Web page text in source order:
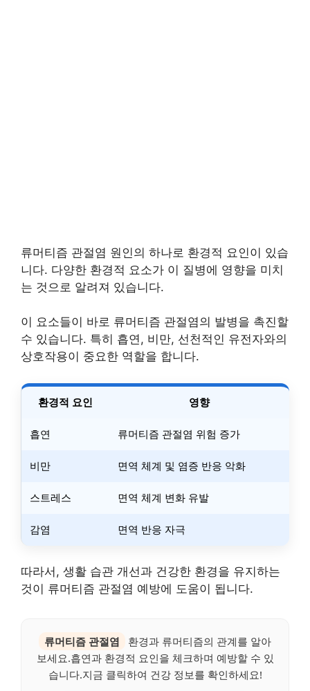
류머티즘 관절염 원인의 하나로 환경적 요인이 있습
니다. 다양한 환경적 요소가 이 질병에 영향을 미치
는 것으로 알려져 있습니다.
이 요소들이 바로 류머티즘 관절염의 발병을 촉진할
수 있습니다. 특히 흡연, 비만, 선천적인 유전자와의
상호작용이 중요한 역할을 합니다.
환경적 요인 영향
흡연 류머티즘 관절염 위험 증가
비만 면역 체계 및 염증 반응 악화
스트레스 면역 체계 변화 유발
감염 면역 반응 자극
따라서, 생활 습관 개선과 건강한 환경을 유지하는
것이 류머티즘 관절염 예방에 도움이 됩니다.
류머티즘 관절염
환경과 류머티즘의 관계를 알아
보세요.흡연과 환경적 요인을 체크하며 예방할 수 있
습니다.지금 클릭하여 건강 정보를 확인하세요!